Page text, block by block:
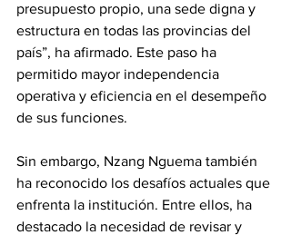
presupuesto propio, una sede digna y
estructura en todas las provincias del
país”, ha afirmado. Este paso ha
permitido mayor independencia
operativa y eficiencia en el desempeño
de sus funciones.
Sin embargo, Nzang Nguema también
ha reconocido los desafíos actuales que
enfrenta la institución. Entre ellos, ha
destacado la necesidad de revisar y